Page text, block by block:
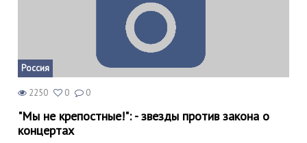
Россия
2250 0 0
"Мы не крепостные!": - звезды против закона о
концертах